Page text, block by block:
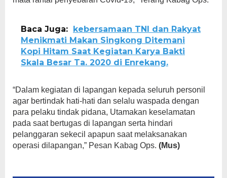
Baca Juga: kebersamaan TNI dan Rakyat
Menikmati Makan Singkong Ditemani
Kopi Hitam Saat Kegiatan Karya Bakti
Skala Besar Ta. 2020 di Enrekang.
“Dalam kegiatan di lapangan kepada seluruh personil
agar bertindak hati-hati dan selalu waspada dengan
para pelaku tindak pidana, Utamakan keselamatan
pada saat bertugas di lapangan serta hindari
pelanggaran sekecil apapun saat melaksanakan
operasi dilapangan,” Pesan Kabag Ops. (Mus)